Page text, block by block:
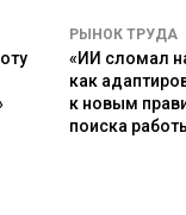
от
в области
ключевую
РЫНОК ТРУДА
«ИИ сломал
как
к новым
поиска